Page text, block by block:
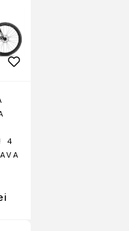
4